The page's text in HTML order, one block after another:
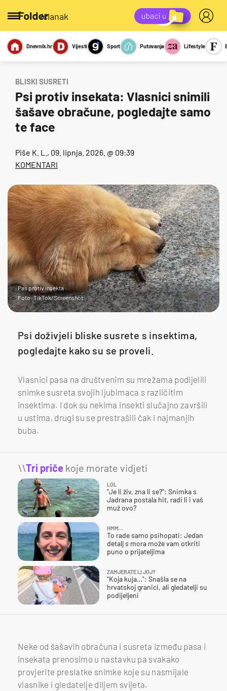
/članak
Miks Kviz
Report
Sexy
Dnevnik.hr Vijesti Sport Putovanja Lifestyle
BLISKI SUSRETI
Psi protiv insekata: Vlasnici snimili
šašave obračune, pogledajte samo
te face
Piše K. L. , 09. lipnja. 2026. @ 09:39
KOMENTARI
Pas protiv insekta
Foto: TikTok/Screenshot
Psi doživjeli bliske susrete s insektima,
pogledajte kako su se proveli.
Vlasnici pasa na društvenim su mrežama podijelili
snimke susreta svojih ljubimaca s različitim
insektima. I dok su nekima insekti slučajno završili
u ustima, drugi su se prestrašili čak i najmanjih
buba.
\\Tri priče koje morate vidjeti
LOL
"Je li živ, zna li se?": Snimka s
Jadrana postala hit, radi li i vaš
muž ovo?
HMM…
To rade samo psihopati: Jedan
detalj s mora može vam otkriti
puno o prijateljima
ZAMJERATE LI JOJ?
"Koja kuja…": Snašla se na
hrvatskoj granici, ali gledatelji su
podijeljeni
Neke od šašavih obračuna i susreta između pasa i
insekata prenosimo u nastavku pa svakako
provjerite preslatke snimke koje su nasmijale
vlasnike i gledatelje diljem svijeta.